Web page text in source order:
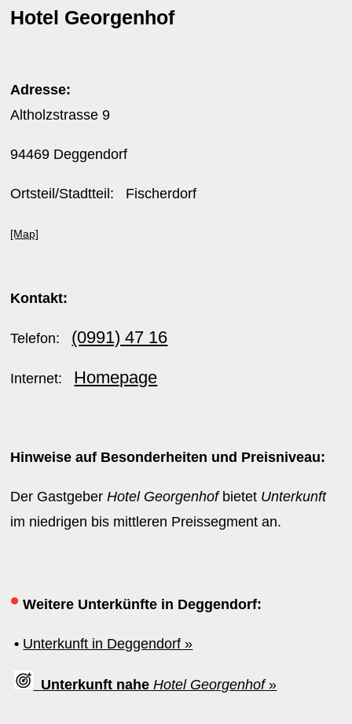
Hotel Georgenhof
Adresse:
Altholzstrasse 9
94469 Deggendorf
Ortsteil/Stadtteil: Fischerdorf
[Map]
Kontakt:
Telefon: (0991) 47 16
Internet: Homepage
Hinweise auf Besonderheiten und Preisniveau:
Der GastgeberHotel Georgenhofbietet Unterkunft
im niedrigen bis mittleren Preissegment an.
• Weitere Unterkünfte in Deggendorf:
• Unterkunft in Deggendorf »
Unterkunft nahe Hotel Georgenhof»